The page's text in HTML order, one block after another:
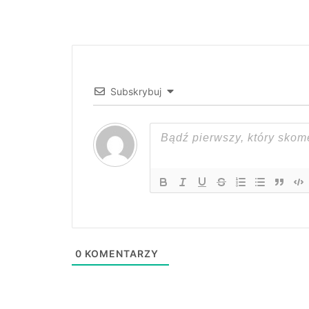
Subskrybuj
0 KOMENTARZY